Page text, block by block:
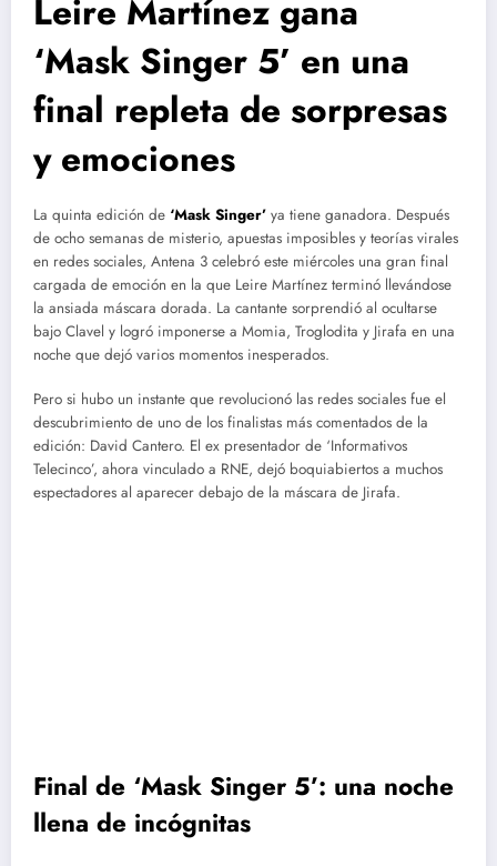
Leire Martínez gana
‘Mask Singer 5’ en una
final repleta de sorpresas
y emociones
La quinta edición de ‘Mask Singer’ ya tiene ganadora. Después
de ocho semanas de misterio, apuestas imposibles y teorías virales
en redes sociales, Antena 3 celebró este miércoles una gran final
cargada de emoción en la que Leire Martínez terminó llevándose
la ansiada máscara dorada. La cantante sorprendió al ocultarse
bajo Clavel y logró imponerse a Momia, Troglodita y Jirafa en una
noche que dejó varios momentos inesperados.
Pero si hubo un instante que revolucionó las redes sociales fue el
descubrimiento de uno de los finalistas más comentados de la
edición: David Cantero. El ex presentador de ‘Informativos
Telecinco’, ahora vinculado a RNE, dejó boquiabiertos a muchos
espectadores al aparecer debajo de la máscara de Jirafa.
Final de ‘Mask Singer 5’: una noche
llena de incógnitas